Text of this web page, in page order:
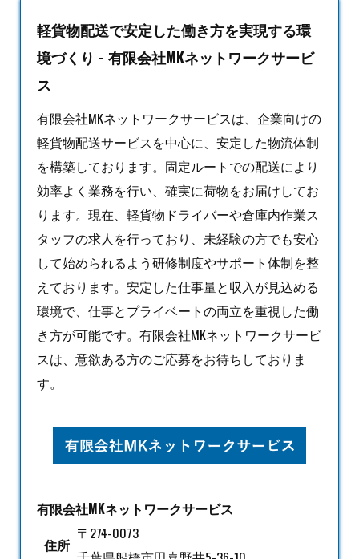
軽貨物配送で安定した働き方を実現する環
境づくり - 有限会社MKネットワークサービ
ス
有限会社MKネットワークサービスは、企業向けの
軽貨物配送サービスを中心に、安定した物流体制
を構築しております。固定ルートでの配送により
効率よく業務を行い、確実に荷物をお届けしてお
ります。現在、軽貨物ドライバーや倉庫内作業ス
タッフの求人を行っており、未経験の方でも安心
して始められるよう研修制度やサポート体制を整
えております。安定した仕事量と収入が見込める
環境で、仕事とプライベートの両立を重視した働
き方が可能です。有限会社MKネットワークサービ
スは、意欲ある方のご応募をお待ちしておりま
す。
有限会社MKネットワークサービス
住所
〒274-0073